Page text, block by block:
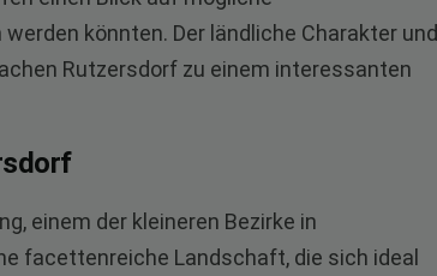
könnten. Der ländliche Charakter und
Rutzersdorf zu einem interessanten
einem der kleineren Bezirke in
facettenreiche Landschaft, die sich ideal